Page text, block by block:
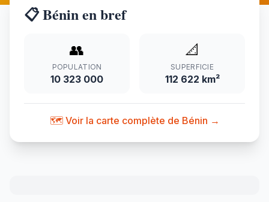
📋 Bénin en bref
👥
POPULATION
10 323 000
📐
SUPERFICIE
112 622 km²
🗺️ Voir la carte complète de Bénin →